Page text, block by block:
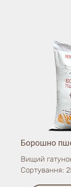
Борошно
Вищий
Сортування: